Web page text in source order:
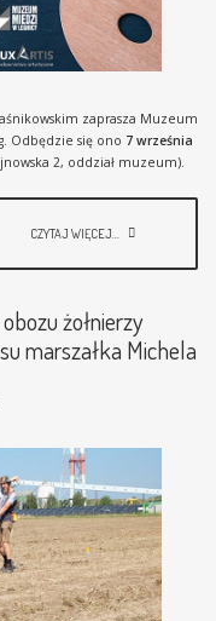
zaprasza Muzeum
Odbędzie się ono 7 września
2, oddział muzeum).
CZYTAJ WIĘCEJ...
żołnierzy
marszałka Michela